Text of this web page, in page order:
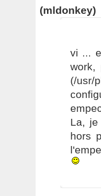
(mldonkey)
vi ...
work,
(/usr/
La,
hors